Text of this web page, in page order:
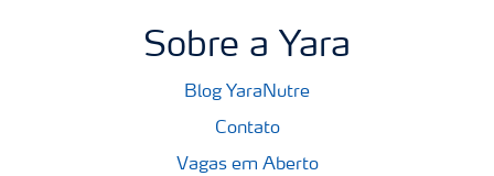
Sobre a Yara
Blog YaraNutre
Contato
Vagas em Aberto